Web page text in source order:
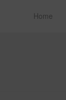
Home